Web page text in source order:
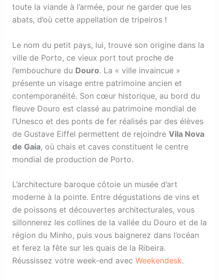
toute la viande à l’armée, pour ne garder que les
abats, d’où cette appellation de tripeiros !
Le nom du petit pays, lui, trouve son origine dans la
ville de Porto, ce vieux port tout proche de
l’embouchure du Douro. La « ville invaincue »
présente un visage entre patrimoine ancien et
contemporanéité. Son cœur historique, au bord du
fleuve Douro est classé au patrimoine mondial de
l’Unesco et des ponts de fer réalisés par des élèves
de Gustave Eiffel permettent de rejoindre Vila Nova
de Gaia, où chais et caves constituent le centre
mondial de production de Porto.
L’architecture baroque côtoie un musée d’art
moderne à la pointe. Entre dégustations de vins et
de poissons et découvertes architecturales, vous
sillonnerez les collines de la vallée du Douro et de la
région du Minho, puis vous baignerez dans l’océan
et ferez la fête sur les quais de la Ribeira.
Réussissez votre week-end avec Weekendesk.